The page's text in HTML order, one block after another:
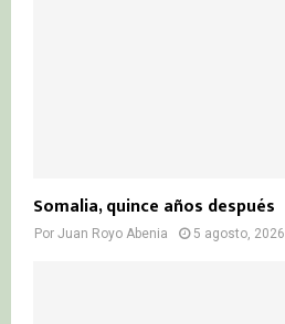
Somalia, quince años después
Por Juan Royo Abenia 5 agosto, 2026